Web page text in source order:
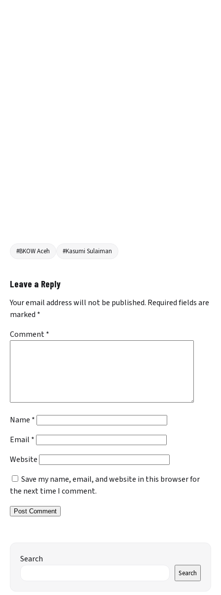
#BKOW Aceh #Kasumi Sulaiman
Leave a Reply
Your email address will not be published. Required fields are
marked *
Comment*
Name *
Email *
Website
Save my name, email, and website in this browser for
the next time I comment.
Search
Search